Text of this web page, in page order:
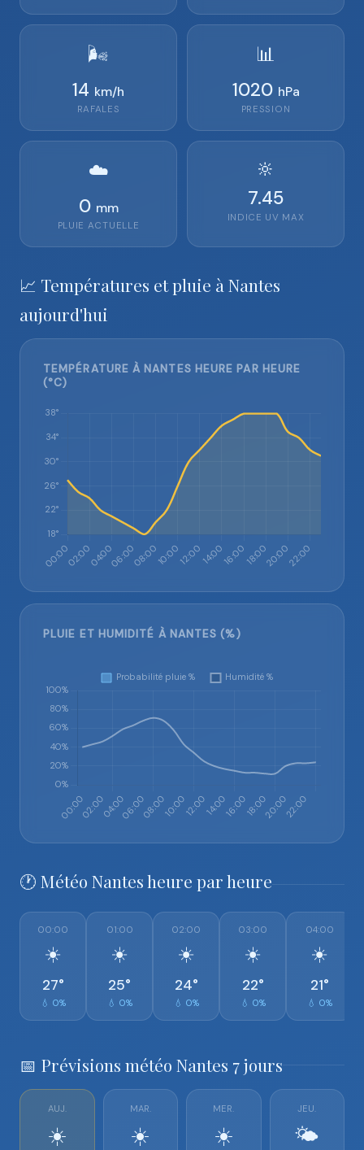
🌬️
14 km/h
RAFALES
📊
1020 hPa
PRESSION
☁️
0 mm
PLUIE ACTUELLE
🔆
7.45
INDICE UV MAX
📈 Températures et pluie à Nantes
aujourd'hui
TEMPÉRATURE À NANTES HEURE PAR HEURE
(°C)
PLUIE ET HUMIDITÉ À NANTES (%)
🕐 Météo Nantes heure par heure
00:00
☀️
27°
💧 0%
01:00
☀️
25°
💧 0%
02:00
☀️
24°
💧 0%
03:00
☀️
22°
💧 0%
04:00
☀️
21°
💧 0%
📅 Prévisions météo Nantes 7 jours
AUJ.
☀️
MAR.
☀️
MER.
☀️
JEU.
🌤️